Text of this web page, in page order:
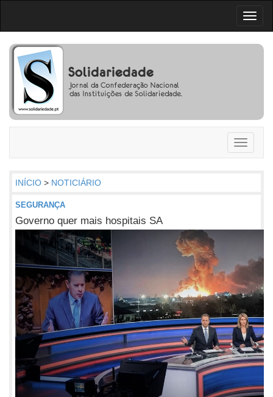
Toggle
INÍCIO > NOTICIÁRIO
SEGURANÇA
Governo quer mais hospitais SA